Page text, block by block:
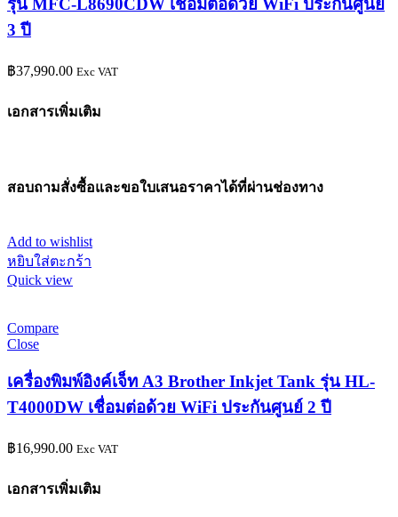
รุ่น MFC-L8690CDW เชื่อมต่อด้วย WiFi ประกันศูนย์
3 ปี
฿37,990.00 Exc VAT
เอกสารเพิ่มเติม
สอบถามสั่งซื้อและขอใบเสนอราคาได้ที่ผ่านช่องทาง
Add to wishlist
หยิบใส่ตะกร้า
Quick view
Compare
Close
เครื่องพิมพ์อิงค์เจ็ท A3 Brother Inkjet Tank รุ่น HL-
T4000DW เชื่อมต่อด้วย WiFi ประกันศูนย์ 2 ปี
฿16,990.00 Exc VAT
เอกสารเพิ่มเติม